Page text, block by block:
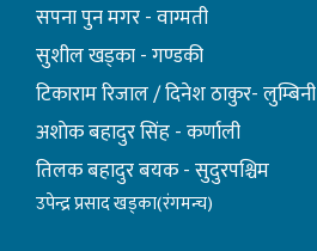
सपना पुन मगर - वाग्मती
सुशील खड्का - गण्डकी
टिकाराम रिजाल / दिनेश ठाकुर- लुम्बिनी
अशाेक बहादुर सिंह - कर्णाली
तिलक बहादुर बयक - सुदुरपश्चिम
उपेन्द्र प्रसाद खड्का(रंगमन्च)